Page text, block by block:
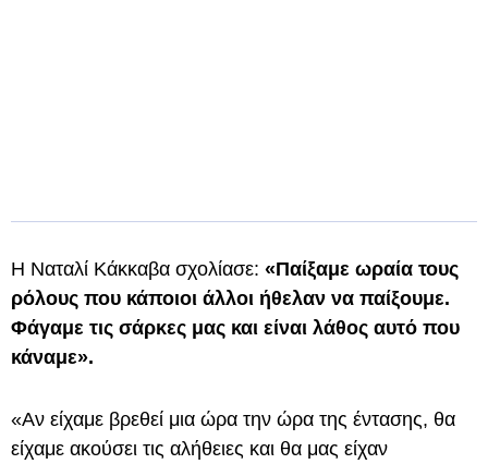
Η Ναταλί Κάκκαβα σχολίασε: «Παίξαμε ωραία τους
ρόλους που κάποιοι άλλοι ήθελαν να παίξουμε.
Φάγαμε τις σάρκες μας και είναι λάθος αυτό που
κάναμε».
«Αν είχαμε βρεθεί μια ώρα την ώρα της έντασης, θα
είχαμε ακούσει τις αλήθειες και θα μας είχαν